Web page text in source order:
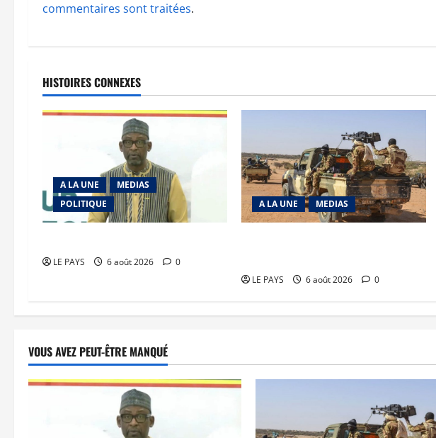
commentaires sont traitées.
HISTOIRES CONNEXES
A LA UNE
MEDIAS
POLITIQUE
LE PAYS 6 août 2026 0
A LA UNE MEDIAS
LE PAYS 6 août 2026 0
VOUS AVEZ PEUT-ÊTRE MANQUÉ